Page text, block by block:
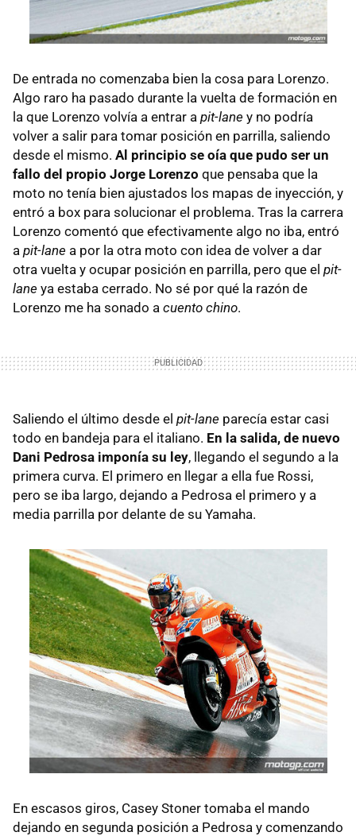
De entrada no comenzaba bien la cosa para Lorenzo.
Algo raro ha pasado durante la vuelta de formación en
la que Lorenzo volvía a entrar a pit-lane y no podría
volver a salir para tomar posición en parrilla, saliendo
desde el mismo. Al principio se oía que pudo ser un
fallo del propio Jorge Lorenzo que pensaba que la
moto no tenía bien ajustados los mapas de inyección, y
entró a box para solucionar el problema. Tras la carrera
Lorenzo comentó que efectivamente algo no iba, entró
a pit-lane a por la otra moto con idea de volver a dar
otra vuelta y ocupar posición en parrilla, pero que el pit-
lane ya estaba cerrado. No sé por qué la razón de
Lorenzo me ha sonado a cuento chino.
Saliendo el último desde el pit-lane parecía estar casi
todo en bandeja para el italiano. En la salida, de nuevo
Dani Pedrosa imponía su ley, llegando el segundo a la
primera curva. El primero en llegar a ella fue Rossi,
pero se iba largo, dejando a Pedrosa el primero y a
media parrilla por delante de su Yamaha.
En escasos giros, Casey Stoner tomaba el mando
dejando en segunda posición a Pedrosa y comenzando